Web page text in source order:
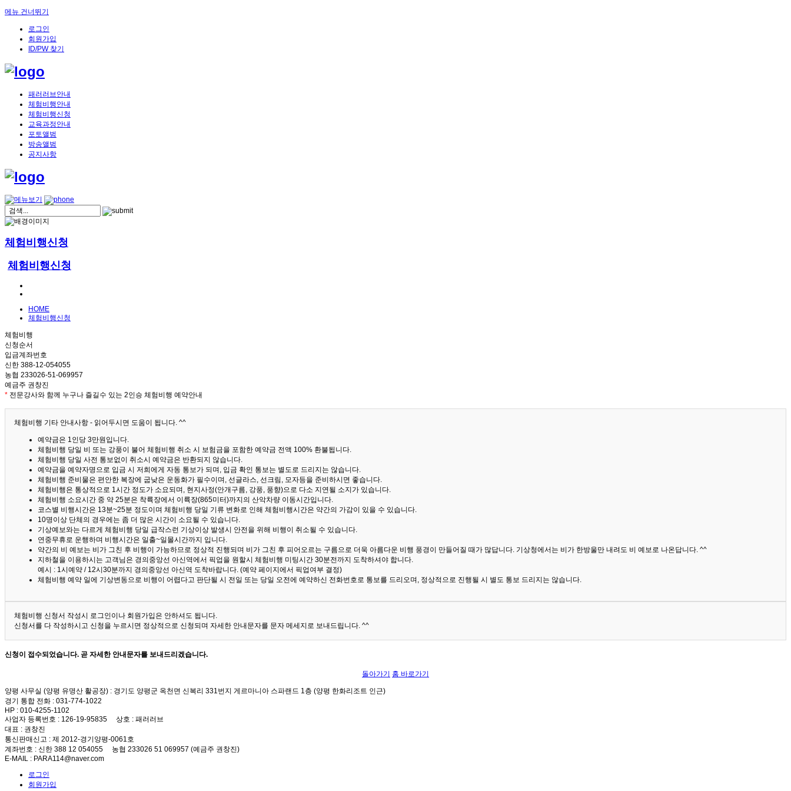
메뉴 건너뛰기
로그인
회원가입
ID/PW 찾기
패러러브안내
체험비행안내
체험비행신청
교육과정안내
포토앨범
방송앨범
공지사항
체험비행신청
체험비행신청
HOME
체험비행신청
체험비행
신청순서
입금계좌번호
신한 388-12-054055
농협 233026-51-069957
예금주 권창진
* 전문강사와 함께 누구나 즐길수 있는 2인승 체험비행 예약안내
체험비행 기타 안내사항 - 읽어두시면 도움이 됩니다. ^^
예약금은 1인당 3만원입니다.
체험비행 당일 비 또는 강풍이 불어 체험비행 취소 시 보험금을 포함한 예약금 전액 100% 환불됩니다.
체험비행 당일 사전 통보없이 취소시 예약금은 반환되지 않습니다.
예약금을 예약자명으로 입금 시 저희에게 자동 통보가 되며, 입금 확인 통보는 별도로 드리지는 않습니다.
체험비행 준비물은 편안한 복장에 굽낮은 운동화가 필수이며, 선글라스, 선크림, 모자등을 준비하시면 좋습니다.
체험비행은 통상적으로 1시간 정도가 소요되며, 현지사정(안개구름, 강풍, 풍향)으로 다소 지연될 소지가 있습니다.
체험비행 소요시간 중 약 25분은 착륙장에서 이륙장(865미터)까지의 산악차량 이동시간입니다.
코스별 비행시간은 13분~25분 정도이며 체험비행 당일 기류 변화로 인해 체험비행시간은 약간의 가감이 있을 수 있습니다.
10명이상 단체의 경우에는 좀 더 많은 시간이 소요될 수 있습니다.
기상예보와는 다르게 체험비행 당일 급작스런 기상이상 발생시 안전을 위해 비행이 취소될 수 있습니다.
연중무휴로 운행하며 비행시간은 일출~일몰시간까지 입니다.
약간의 비 예보는 비가 그친 후 비행이 가능하므로 정상적 진행되며 비가 그친 후 피어오르는 구름으로 더욱 아름다운 비행 풍경이 만들어질 때가 많답니다. 기상청에서는 비가 한방울만 내려도 비 예보로 나온답니다. ^^
지하철을 이용하시는 고객님은 경의중앙선 아신역에서 픽업을 원할시 체험비행 미팅시간 30분전까지 도착하셔야 합니다.
예시 : 1시예약 / 12시30분까지 경의중앙선 아신역 도착바랍니다. (예약 페이지에서 픽업여부 결정)
체험비행 예약 일에 기상변동으로 비행이 어렵다고 판단될 시 전일 또는 당일 오전에 예약하신 전화번호로 통보를 드리오며, 정상적으로 진행될 시 별도 통보 드리지는 않습니다.
체험비행 신청서 작성시 로그인이나 회원가입은 안하셔도 됩니다.
신청서를 다 작성하시고 신청을 누르시면 정상적으로 신청되며 자세한 안내문자를 문자 메세지로 보내드립니다. ^^
신청이 접수되었습니다. 곧 자세한 안내문자를 보내드리겠습니다.
돌아가기 홈 바로가기
양평 사무실 (양평 유명산 활공장) : 경기도 양평군 옥천면 신복리 331번지 게르마니아 스파랜드 1층 (양평 한화리조트 인근)
경기 통합 전화 : 031-774-1022
HP : 010-4255-1102
사업자 등록번호 : 126-19-95835 상호 : 패러러브
대표 : 권창진
통신판매신고 : 제 2012-경기양평-0061호
계좌번호 : 신한 388 12 054055 농협 233026 51 069957 (예금주 권창진)
E-MAIL : PARA114@naver.com
로그인
회원가입